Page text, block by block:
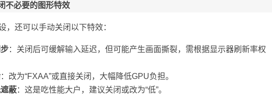
不必要的图形特效
，还可以手动关闭以下特效：
：关闭后可缓解输入延迟，但可能产生画面撕裂，需根据显示器刷新率权
：改为“FXAA”或直接关闭，大幅降低GPU负担。
蔽：这是吃性能大户，建议关闭或改为“低”。